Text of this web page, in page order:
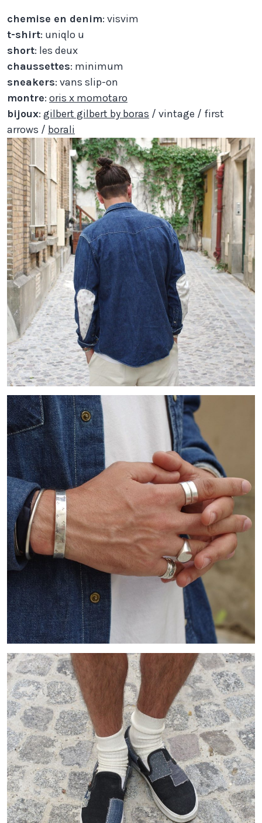
chemise en denim: visvim
t-shirt: uniqlo u
short: les deux
chaussettes: minimum
sneakers: vans slip-on
montre: oris x momotaro
bijoux: gilbert gilbert by boras / vintage / first
arrows / borali